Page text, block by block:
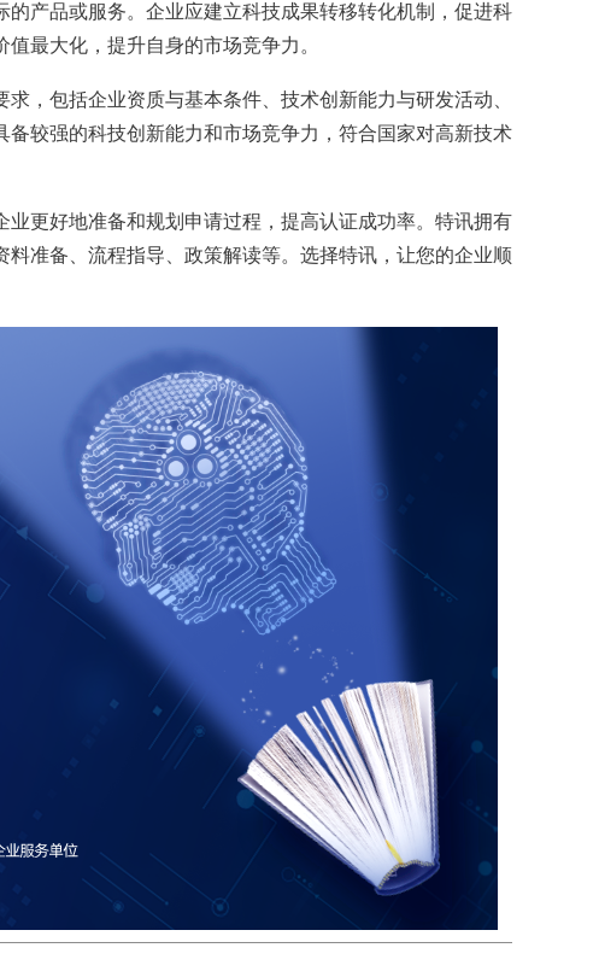
产品或服务。企业应建立科技成果转移转化机制，促进科
最大化，提升自身的市场竞争力。
包括企业资质与基本条件、技术创新能力与研发活动、
较强的科技创新能力和市场竞争力，符合国家对高新技术
更好地准备和规划申请过程，提高认证成功率。特讯拥有
准备、流程指导、政策解读等。选择特讯，让您的企业顺